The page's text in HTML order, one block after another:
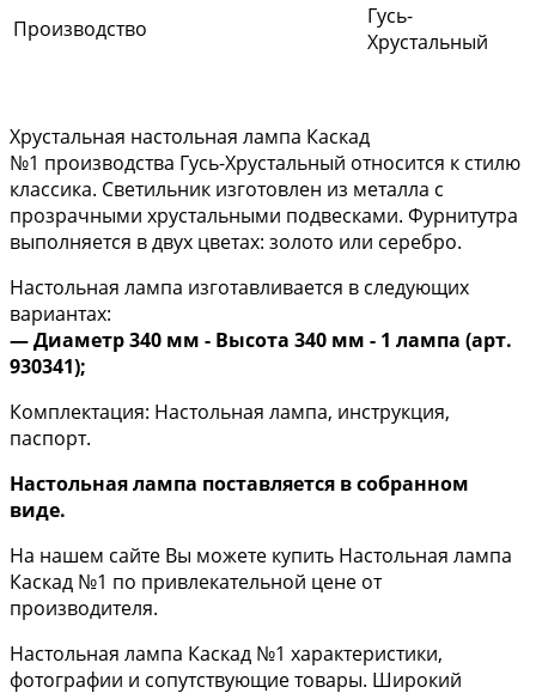
Производство
Гусь-
Хрустальный
Хрустальная настольная лампа Каскад
№1 производства Гусь-Хрустальный относится к стилю
классика. Светильник изготовлен из металла с
прозрачными хрустальными подвесками. Фурнитутра
выполняется в двух цветах: золото или серебро.
Настольная лампа изготавливается в следующих
вариантах:
— Диаметр 340 мм - Высота 340 мм - 1 лампа (арт.
930341);
Комплектация: Настольная лампа, инструкция,
паспорт.
Настольная лампа поставляется в собранном
виде.
На нашем сайте Вы можете купить Настольная лампа
Каскад №1 по привлекательной цене от
производителя.
Настольная лампа Каскад №1 характеристики,
фотографии и сопутствующие товары. Широкий